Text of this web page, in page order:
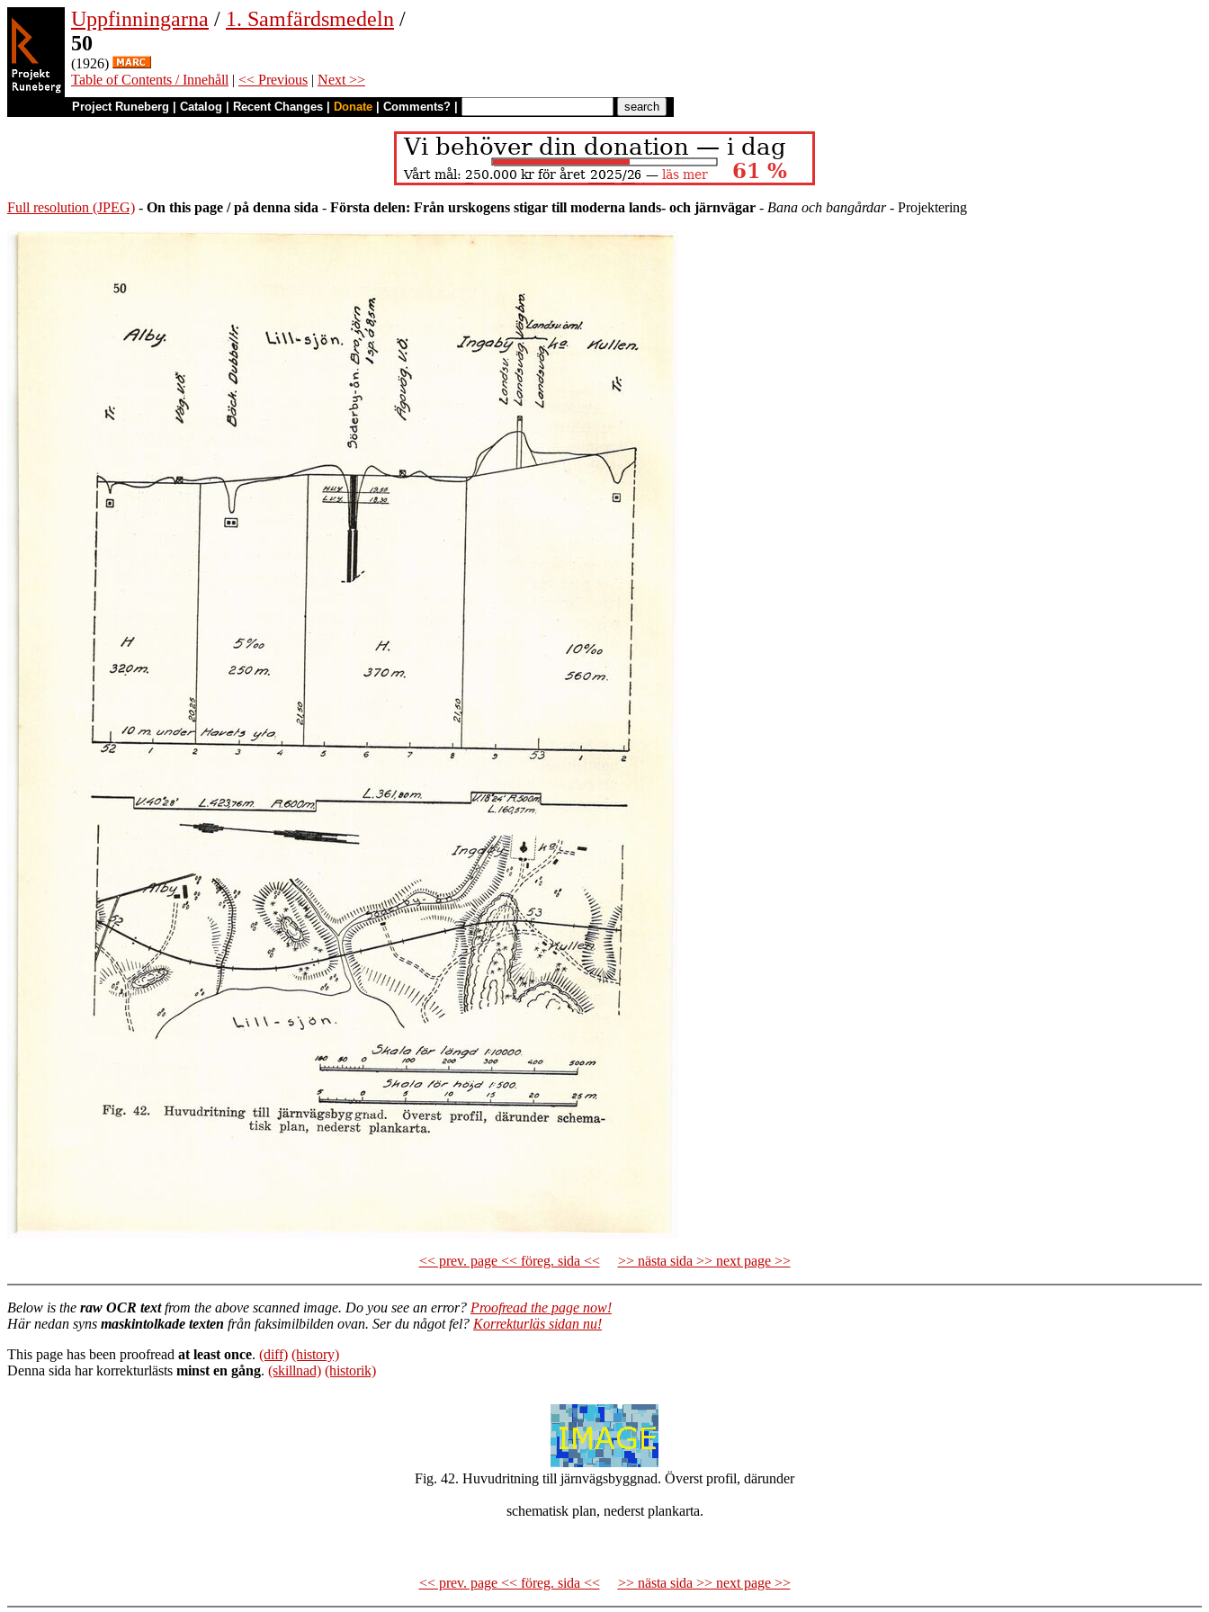
Uppfinningarna / 1. Samfärdsmedeln /
50
(1926)
Table of Contents / Innehåll | << Previous | Next >>
Project Runeberg Catalog Recent Changes Donate Comments?
Full resolution (JPEG) - On this page / på denna sida - Första delen: Från urskogens stigar till moderna lands- och järnvägar - Bana och bangårdar- Projektering
<< prev. page << föreg. sida << >> nästa sida >> next page >>
Below is the raw OCR textfrom the above scanned image. Do you see an error? Proofread the page now!
Här nedan syns maskintolkade texten från faksimilbilden ovan. Ser du något fel? Korrekturläs sidan nu!
This page has been proofread at least once. (diff) (history)
Denna sida har korrekturlästs minst en gång. (skillnad) (historik)
Fig. 42. Huvudritning till järnvägsbyggnad. Överst profil, därunder
schematisk plan, nederst plankarta.
<< prev. page << föreg. sida << >> nästa sida >> next page >>